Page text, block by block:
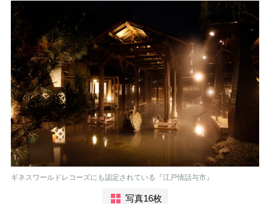
ギネスワールドレコーズにも認定されている『江戸情話与市』
写真16枚